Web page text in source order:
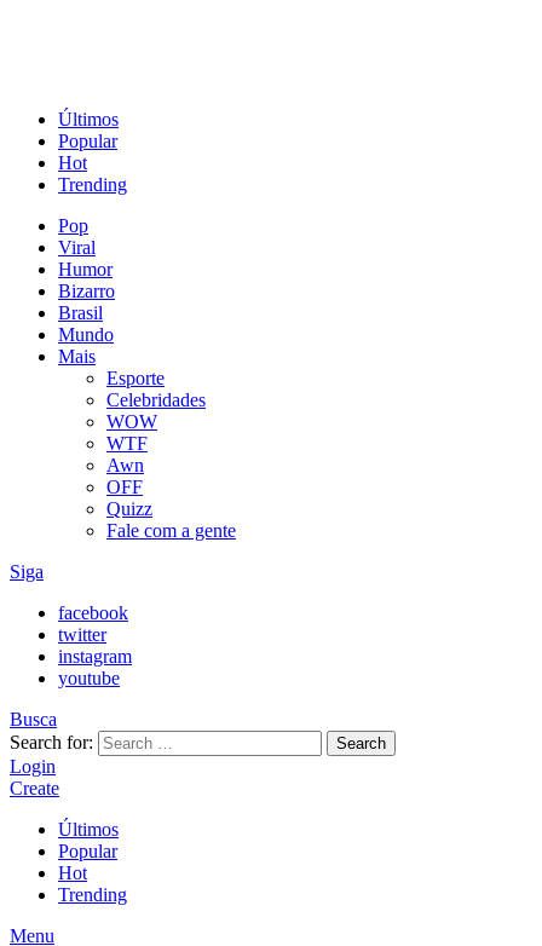
Últimos
Popular
Hot
Trending
Pop
Viral
Humor
Bizarro
Brasil
Mundo
Mais
Esporte
Celebridades
WOW
WTF
Awn
OFF
Quizz
Fale com a gente
Siga
facebook
twitter
instagram
youtube
Busca
Search for:
Search
Login
Create
Últimos
Popular
Hot
Trending
Menu